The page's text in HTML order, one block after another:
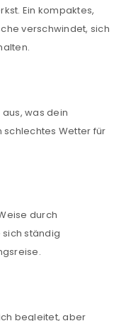
Ein kompaktes,
verschwindet, sich
was dein
schlechtes Wetter für
durch
ständig
begleitet, aber